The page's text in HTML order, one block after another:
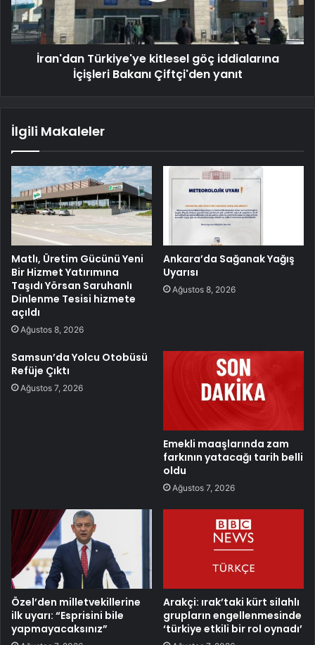
İran'dan Türkiye'ye kitlesel göç iddialarına
İçişleri Bakanı Çiftçi'den yanıt
İlgili Makaleler
Matlı, Üretim Gücünü Yeni
Bir Hizmet Yatırımına
Taşıdı Yörsan Saruhanlı
Dinlenme Tesisi hizmete
açıldı
Ağustos 8, 2026
Ankara’da Sağanak Yağış
Uyarısı
Ağustos 8, 2026
Samsun’da Yolcu Otobüsü
Refüje Çıktı
Ağustos 7, 2026
Emekli maaşlarında zam
farkının yatacağı tarih belli
oldu
Ağustos 7, 2026
Özel’den milletvekillerine
ilk uyarı: “Esprisini bile
yapmayacaksınız”
Arakçi: ırak’taki kürt silahlı
grupların engellenmesinde
‘türkiye etkili bir rol oynadı’